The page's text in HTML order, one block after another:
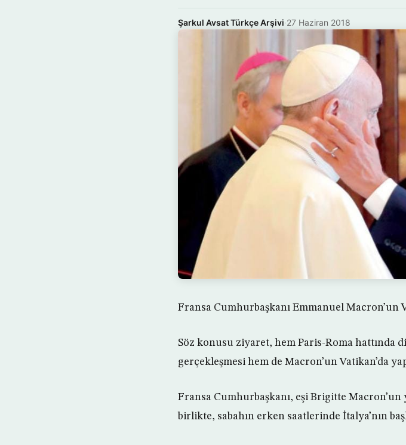
Şarkul Avsat Türkçe Arşivi·27 Haziran 2018
Fransa Cumhurbaşkanı Emmanuel
Söz konusu ziyaret, hem Paris-Roma hattında
gerçekleşmesi hem de Macron’un Vatikan’da
Fransa Cumhurbaşkanı, eşi Brigitte Macron’un
birlikte, sabahın erken saatlerinde İtalya’nın